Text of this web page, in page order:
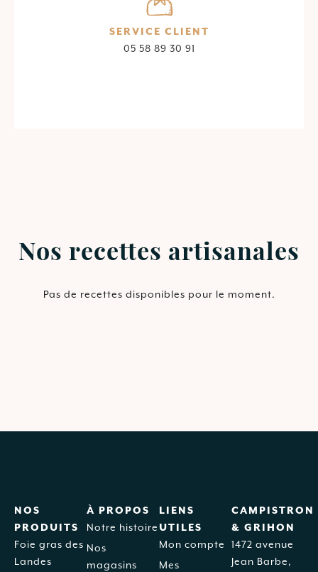
SERVICE CLIENT
05 58 89 30 91
Nos recettes artisanales
Pas de recettes disponibles pour le moment.
NOS
PRODUITS
Foie gras des
Landes
À PROPOS
Notre histoire
Nos
magasins
LIENS
UTILES
Mon compte
Mes
CAMPISTRON
& GRIHON
1472 avenue
Jean Barbe,